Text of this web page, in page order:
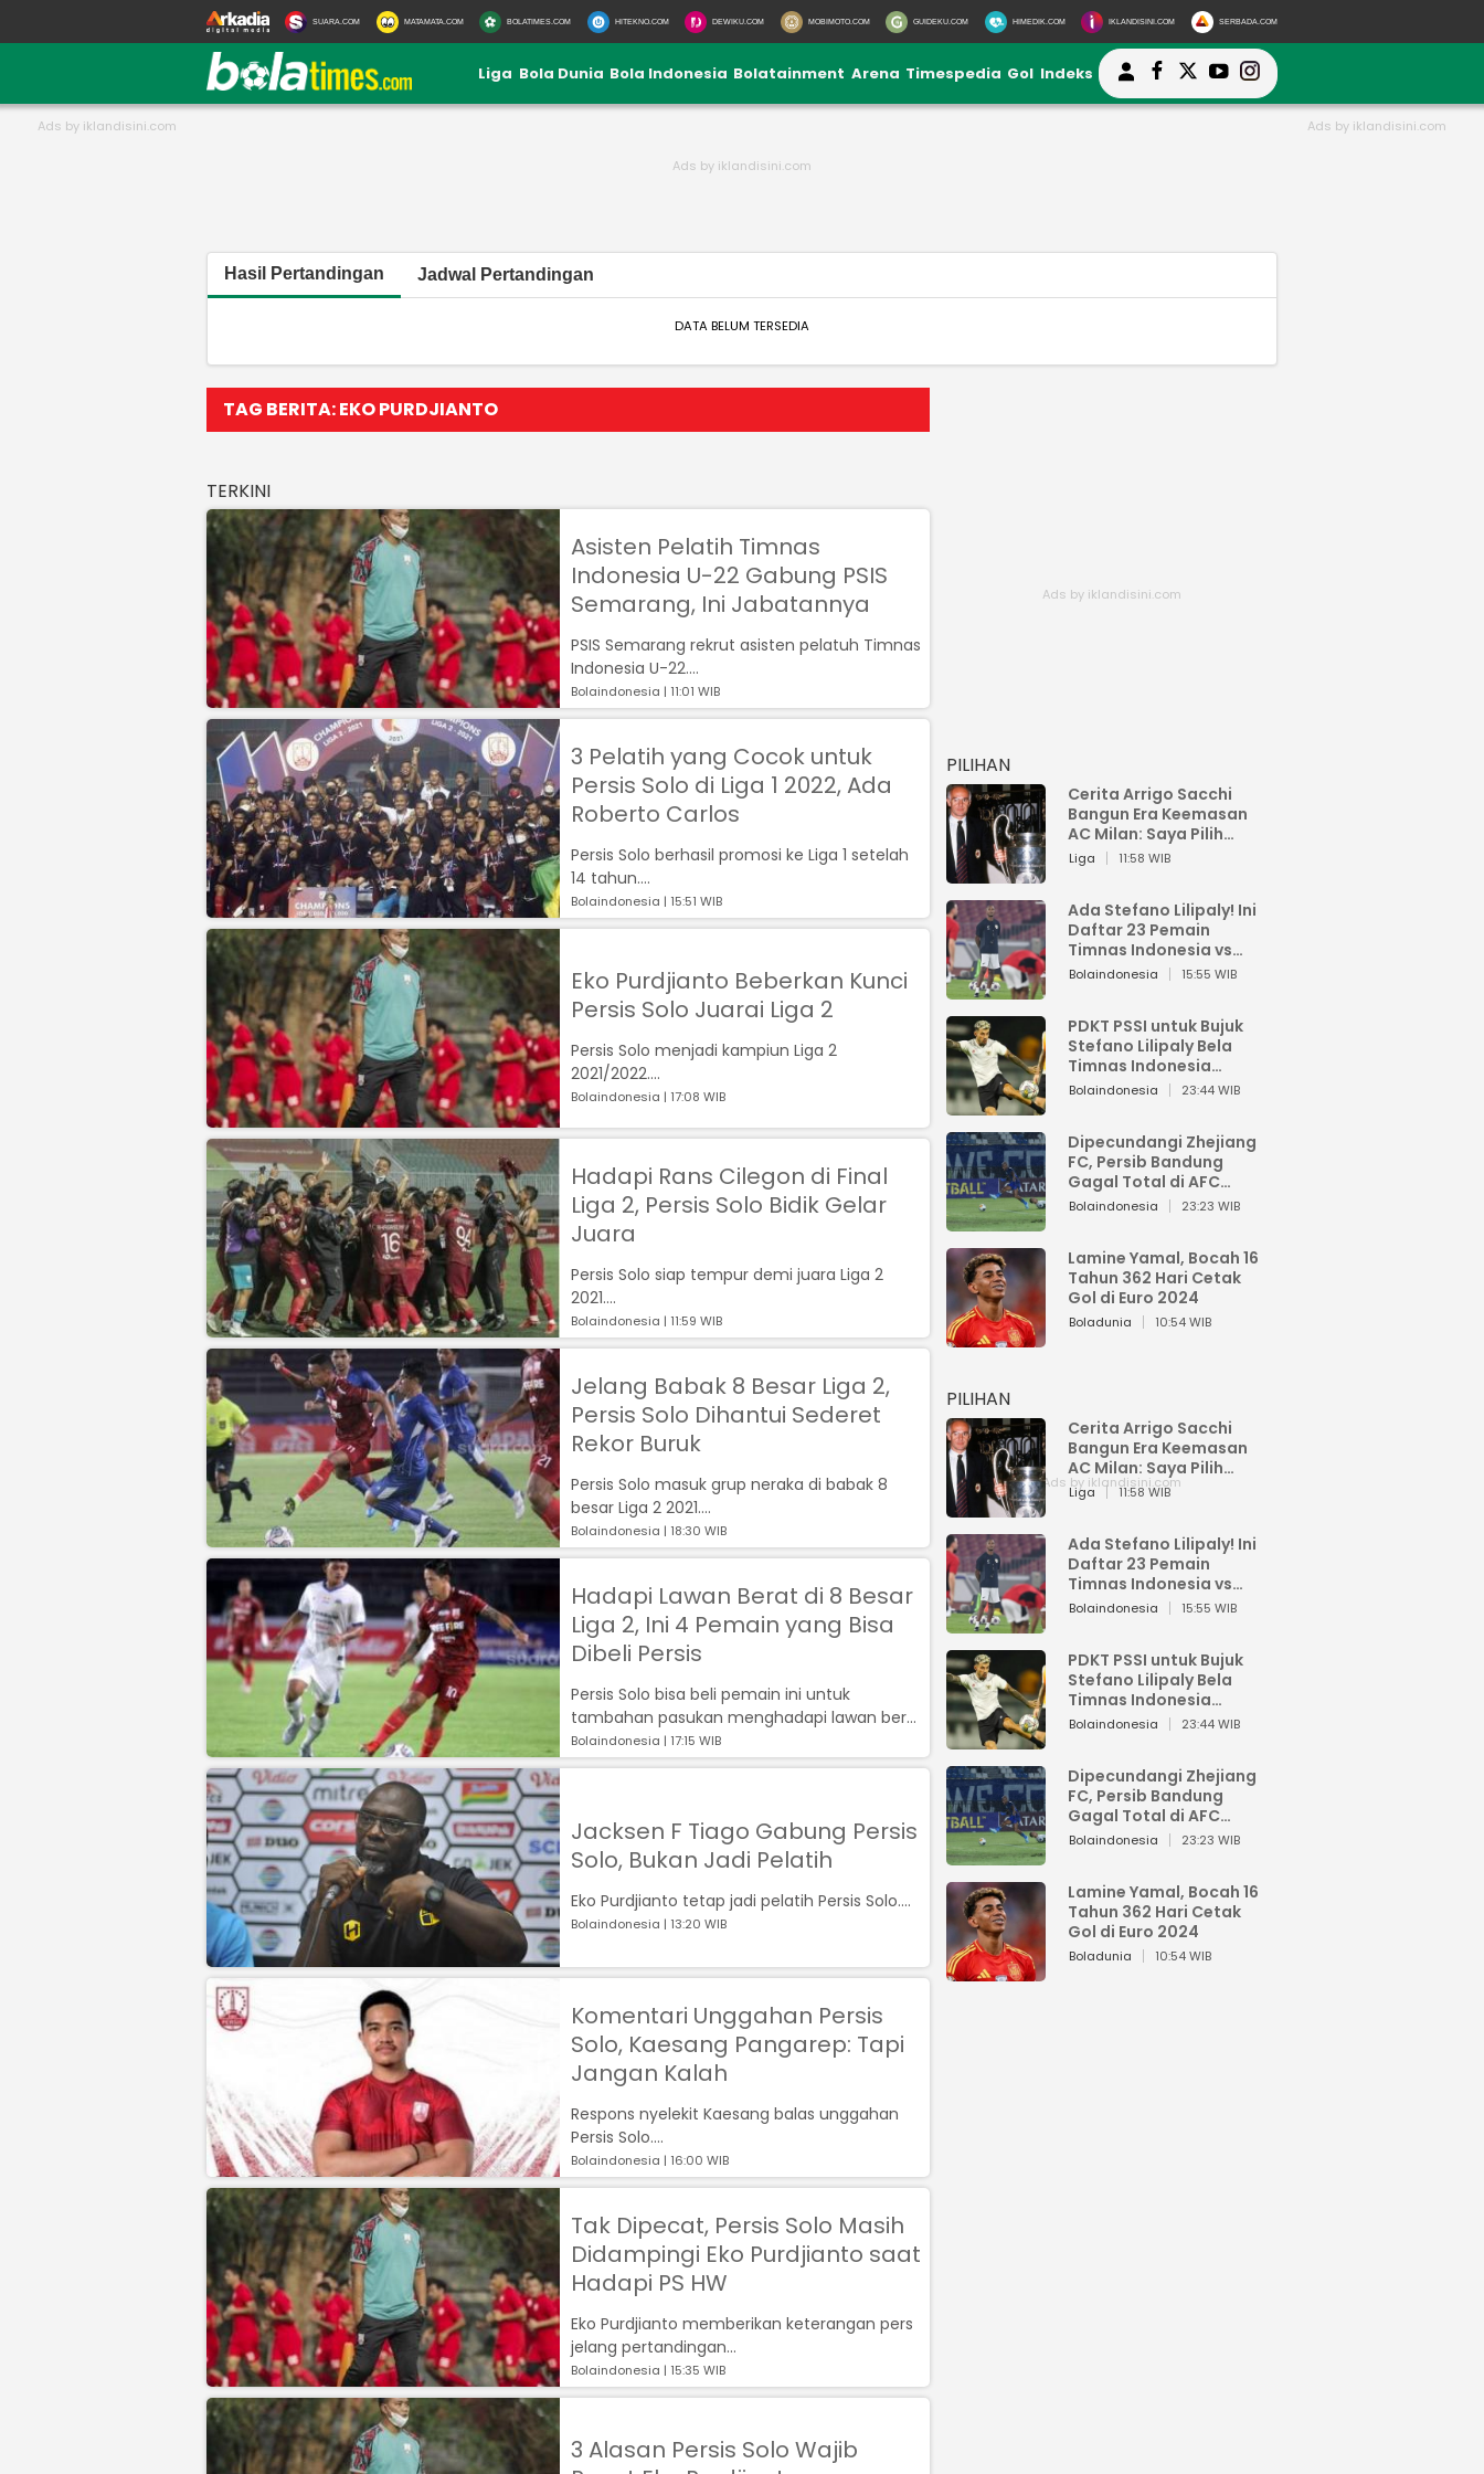
SUARA.COM MATAMATA.COM BOLATIMES.COM HITEKNO.COM DEWIKU.COM MOBIMOTO.COM GUIDEKU.COM HIMEDIK.COM IKLANDISINI.COM SERBADA.COM
Liga Bola Dunia Bola Indonesia Bolatainment Arena Timespedia Gol Indeks
Hasil Pertandingan Jadwal Pertandingan
DATA BELUM TERSEDIA
TAG BERITA: EKO PURDJIANTO
TERKINI
Asisten Pelatih Timnas
Indonesia U-22 Gabung PSIS
Semarang, Ini Jabatannya
PSIS Semarang rekrut asisten pelatuh Timnas
Indonesia U-22....
Bolaindonesia | 11:01 WIB
3 Pelatih yang Cocok untuk
Persis Solo di Liga 1 2022, Ada
Roberto Carlos
Persis Solo berhasil promosi ke Liga 1 setelah
14 tahun....
Bolaindonesia | 15:51 WIB
Eko Purdjianto Beberkan Kunci
Persis Solo Juarai Liga 2
Persis Solo menjadi kampiun Liga 2
2021/2022....
Bolaindonesia | 17:08 WIB
Hadapi Rans Cilegon di Final
Liga 2, Persis Solo Bidik Gelar
Juara
Persis Solo siap tempur demi juara Liga 2
2021....
Bolaindonesia | 11:59 WIB
Jelang Babak 8 Besar Liga 2,
Persis Solo Dihantui Sederet
Rekor Buruk
Persis Solo masuk grup neraka di babak 8
besar Liga 2 2021....
Bolaindonesia | 18:30 WIB
Hadapi Lawan Berat di 8 Besar
Liga 2, Ini 4 Pemain yang Bisa
Dibeli Persis
Persis Solo bisa beli pemain ini untuk
tambahan pasukan menghadapi lawan berat
di babak 8 besar Liga 2 2021....
Bolaindonesia | 17:15 WIB
Jacksen F Tiago Gabung Persis
Solo, Bukan Jadi Pelatih
Eko Purdjianto tetap jadi pelatih Persis Solo....
Bolaindonesia | 13:20 WIB
Komentari Unggahan Persis
Solo, Kaesang Pangarep: Tapi
Jangan Kalah
Respons nyelekit Kaesang balas unggahan
Persis Solo....
Bolaindonesia | 16:00 WIB
Tak Dipecat, Persis Solo Masih
Didampingi Eko Purdjianto saat
Hadapi PS HW
Eko Purdjianto memberikan keterangan pers
jelang pertandingan...
Bolaindonesia | 15:35 WIB
3 Alasan Persis Solo Wajib
PILIHAN
Cerita Arrigo Sacchi
Bangun Era Keemasan
AC Milan: Saya Pilih
Pemain dari Isi Otaknya
Liga 11:58 WIB
Ada Stefano Lilipaly! Ini
Daftar 23 Pemain
Timnas Indonesia vs
China
Bolaindonesia 15:55 WIB
PDKT PSSI untuk Bujuk
Stefano Lilipaly Bela
Timnas Indonesia
Berakhir Berantakan
Bolaindonesia 23:44 WIB
Dipecundangi Zhejiang
FC, Persib Bandung
Gagal Total di AFC
Champions League Two
Bolaindonesia 23:23 WIB
Lamine Yamal, Bocah 16
Tahun 362 Hari Cetak
Gol di Euro 2024
Boladunia 10:54 WIB
PILIHAN
Cerita Arrigo Sacchi
Bangun Era Keemasan
AC Milan: Saya Pilih
Pemain dari Isi Otaknya
Liga 11:58 WIB
Ada Stefano Lilipaly! Ini
Daftar 23 Pemain
Timnas Indonesia vs
China
Bolaindonesia 15:55 WIB
PDKT PSSI untuk Bujuk
Stefano Lilipaly Bela
Timnas Indonesia
Berakhir Berantakan
Bolaindonesia 23:44 WIB
Dipecundangi Zhejiang
FC, Persib Bandung
Gagal Total di AFC
Champions League Two
Bolaindonesia 23:23 WIB
Lamine Yamal, Bocah 16
Tahun 362 Hari Cetak
Gol di Euro 2024
Boladunia 10:54 WIB